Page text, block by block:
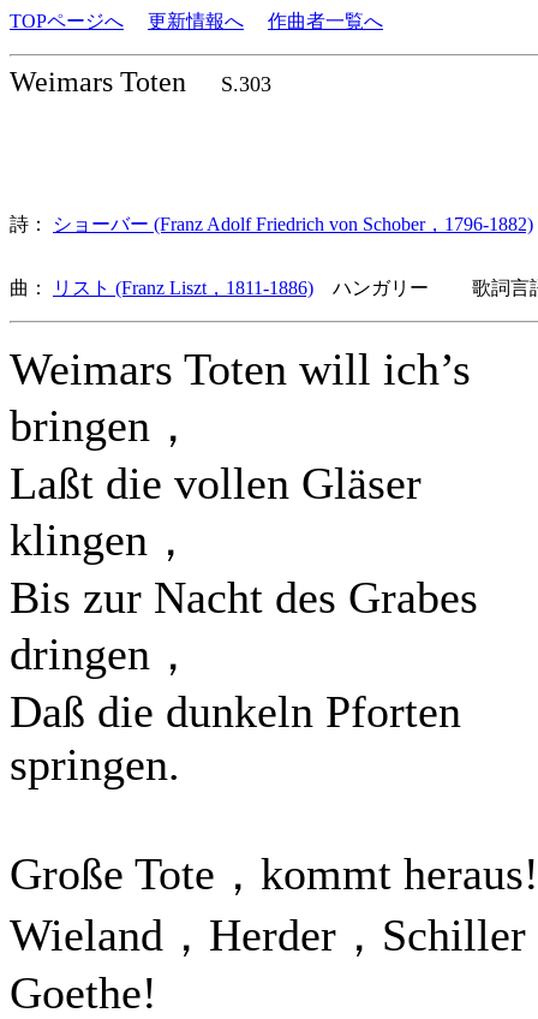
TOPページへ 更新情報へ 作曲者一覧へ
Weimars Toten S.303
詩： ショーバー (Franz Adolf Friedrich von Schober，1796-1882)
曲： リスト (Franz Liszt，1811-1886) ハンガリー 歌詞言語
Weimars Toten will ich’s
bringen，
Laßt die vollen Gläser
klingen，
Bis zur Nacht des Grabes
dringen，
Daß die dunkeln Pforten
springen.
Große Tote，kommt heraus!
Wieland，Herder，
Goethe!